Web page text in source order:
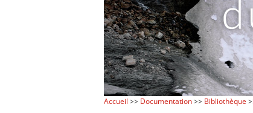
Accueil >> Documentation>> Bibliothèque